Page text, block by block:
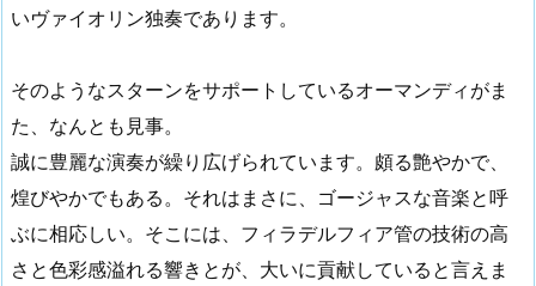
いヴァイオリン独奏であります。
そのようなスターンをサポートしているオーマンディがま
た、なんとも見事。
誠に豊麗な演奏が繰り広げられています。頗る艶やかで、
煌びやかでもある。それはまさに、ゴージャスな音楽と呼
ぶに相応しい。そこには、フィラデルフィア管の技術の高
さと色彩感溢れる響きとが、大いに貢献していると言えま